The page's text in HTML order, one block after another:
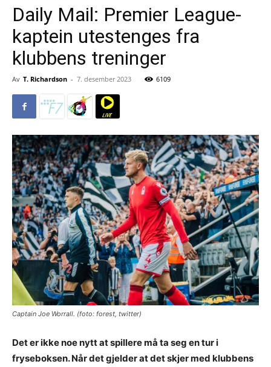
Daily Mail: Premier League-
kaptein utestenges fra
klubbens treninger
Av T. Richardson - 7. desember 2023 6109
Captain Joe Worrall. (foto: forest, twitter)
Det er ikke noe nytt at spillere må ta seg en tur i
fryseboksen. Når det gjelder at det skjer med klubbens